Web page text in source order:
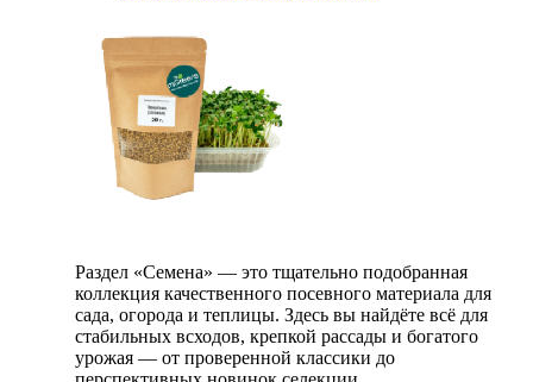
Раздел «Семена» — это тщательно подобранная
коллекция качественного посевного материала для
сада, огорода и теплицы. Здесь вы найдёте всё для
стабильных всходов, крепкой рассады и богатого
урожая — от проверенной классики до